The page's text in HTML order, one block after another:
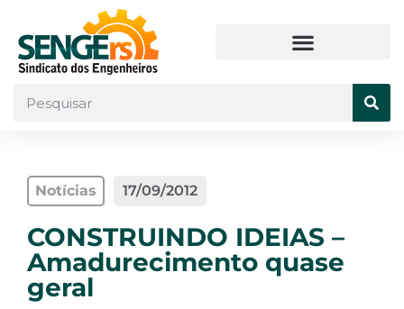
Notícias 17/09/2012
CONSTRUINDO IDEIAS –
Amadurecimento quase
geral